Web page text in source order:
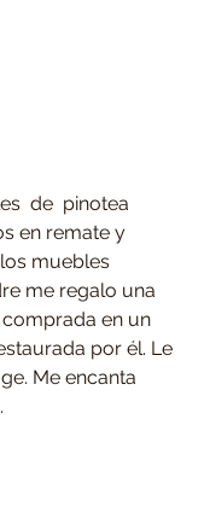
en remate y
muebles
me regalo una
en un
por él. Le
Me encanta